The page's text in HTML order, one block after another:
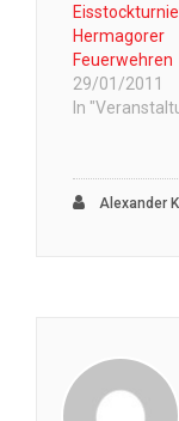
Hermagorer
Feuerwehren
29/01/2011
In
Alexander